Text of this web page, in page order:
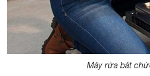
Máy rửa bát